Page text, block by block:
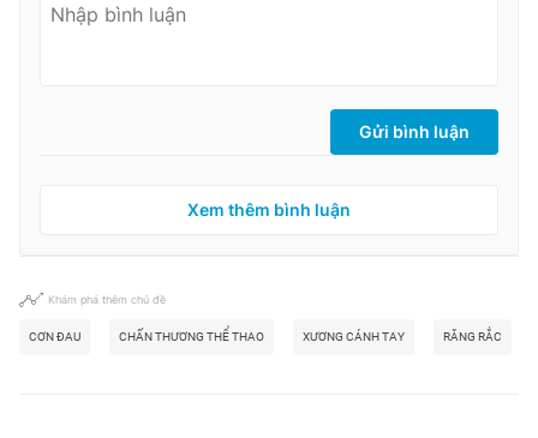
Gửi bình luận
Xem thêm bình luận
Khám phá thêm chủ đề
CƠN ĐAU CHẤN THƯƠNG THỂ THAO XƯƠNG CÁNH TAY RĂNG RẮC